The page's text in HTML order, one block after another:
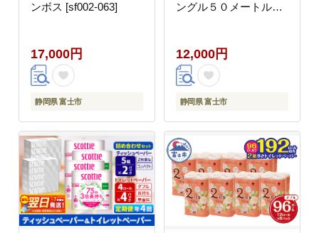
ンボス [sf002-063]
17,000円
静岡県 富士市
ングル５０メートル
12,000円
静岡県 富士市